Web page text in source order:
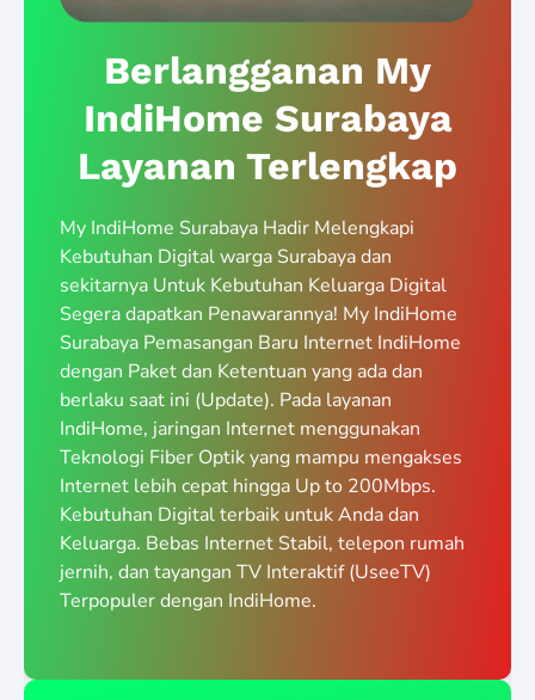
Berlangganan My
IndiHome Surabaya
Layanan Terlengkap
My IndiHome Surabaya Hadir Melengkapi
Kebutuhan Digital warga Surabaya dan
sekitarnya Untuk Kebutuhan Keluarga Digital
Segera dapatkan Penawarannya! My IndiHome
Surabaya Pemasangan Baru Internet IndiHome
dengan Paket dan Ketentuan yang ada dan
berlaku saat ini (Update). Pada layanan
IndiHome, jaringan Internet menggunakan
Teknologi Fiber Optik yang mampu mengakses
Internet lebih cepat hingga Up to 200Mbps.
Kebutuhan Digital terbaik untuk Anda dan
Keluarga. Bebas Internet Stabil, telepon rumah
jernih, dan tayangan TV Interaktif (UseeTV)
Terpopuler dengan IndiHome.